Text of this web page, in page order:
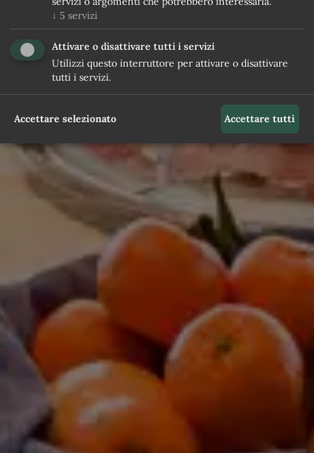
↓ 5 servizi
Attivare o disattivare tutti i servizi
Utilizzi questo interruttore per attivare o disattivare
tutti i servizi.
Accettare selezionato Accettare tutti